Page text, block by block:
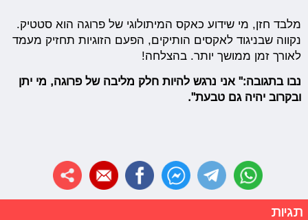
מלבד חזן, מי שידוע כאקס המיתולוגי של פרוגה הוא סטטיק.
נקווה שבניגוד לאקסים הותיקים, הפעם הזוגיות תחזיק מעמד
לאורך זמן ממושך יותר. בהצלחה!
נבו בתגובה:" אני נרגש להיות חלק מליבה של פרוגה, מי יתן
ובקרוב יהיה גם טבעת".
תגיות